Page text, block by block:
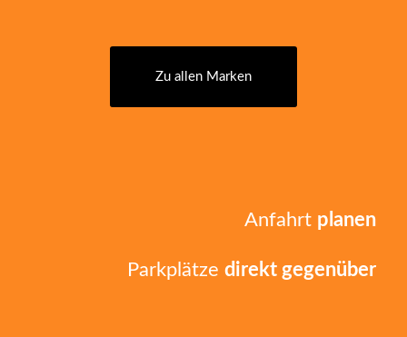
Zu allen Marken
Anfahrt planen
Parkplätzedirekt gegenüber